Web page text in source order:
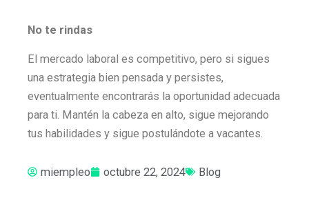
No te rindas
El mercado laboral es competitivo, pero si sigues
una estrategia bien pensada y persistes,
eventualmente encontrarás la oportunidad adecuada
para ti. Mantén la cabeza en alto, sigue mejorando
tus habilidades y sigue postulándote a vacantes.
miempleo octubre 22, 2024 Blog